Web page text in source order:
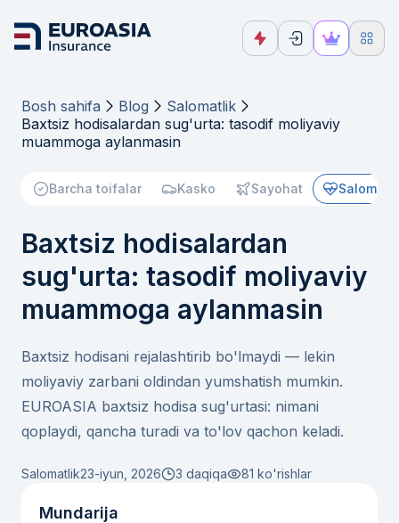
Bosh sahifa Blog
Salomatlik
Baxtsiz hodisalardan sug'urta: tasodif moliyaviy
muammoga aylanmasin
Barcha toifalar Kasko Sayohat
Baxtsiz hodisalardan
sug'urta: tasodif moliyaviy
muammoga aylanmasin
Baxtsiz hodisani rejalashtirib bo'lmaydi — lekin
moliyaviy zarbani oldindan yumshatish mumkin.
EUROASIA baxtsiz hodisa sug'urtasi: nimani
qoplaydi, qancha turadi va to'lov qachon keladi.
Salomatlik23-iyun, 2026 3 daqiqa 81 ko'rishlar
Mundarija